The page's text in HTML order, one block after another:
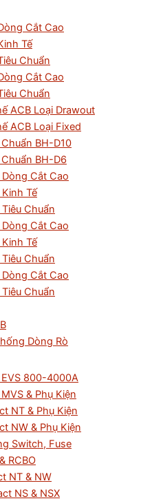
Cắt Cao
Tế
Chuẩn
Cắt Cao
Chuẩn
ACB Loại Drawout
ACB Loại Fixed
BH-D10
BH-D6
Cắt Cao
Tế
Chuẩn
Cắt Cao
Tế
Chuẩn
Cắt Cao
Chuẩn
Dòng Rò
800-4000A
& Phụ Kiện
NT & Phụ Kiện
NW & Phụ Kiện
Switch, Fuse
RCBO
NT & NW
NS & NSX